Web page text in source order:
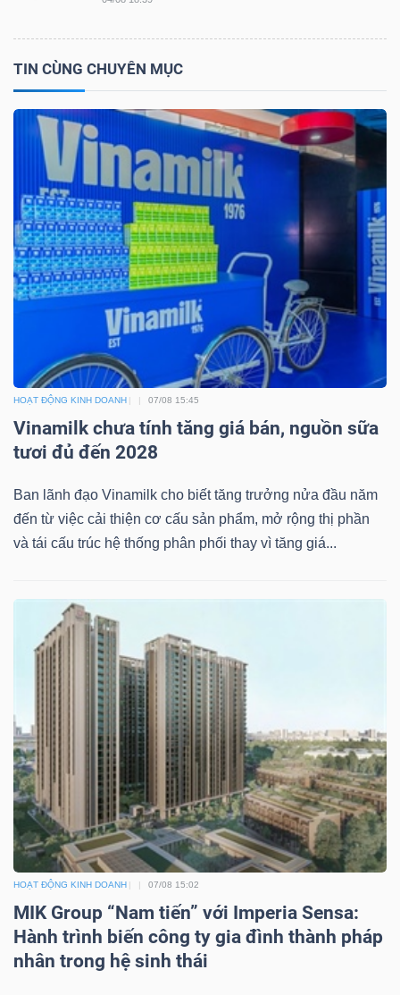
TIN CÙNG CHUYÊN MỤC
HOẠT ĐỘNG KINH DOANH 07/08 15:45
Vinamilk chưa tính tăng giá bán, nguồn sữa
tươi đủ đến 2028
Ban lãnh đạo Vinamilk cho biết tăng trưởng nửa đầu năm
đến từ việc cải thiện cơ cấu sản phẩm, mở rộng thị phần
và tái cấu trúc hệ thống phân phối thay vì tăng giá...
HOẠT ĐỘNG KINH DOANH 07/08 15:02
MIK Group “Nam tiến” với Imperia Sensa:
Hành trình biến công ty gia đình thành pháp
nhân trong hệ sinh thái
TIÊU
DÙNG
THIẾT
YẾU
CHĂM
KHỎE
CHÍNH
CÔNG
NGHỆ
THÔNG
TIN
DỊCH
VỤ
TRUYỀN
THÔNG